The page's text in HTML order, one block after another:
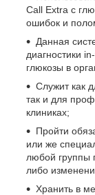
Call Extra с
ошибок и
Данная
диагностики
глюкозы в
Служит как
так и для
клиниках;
Пройти
или же
любой группы
либо
Хранить в